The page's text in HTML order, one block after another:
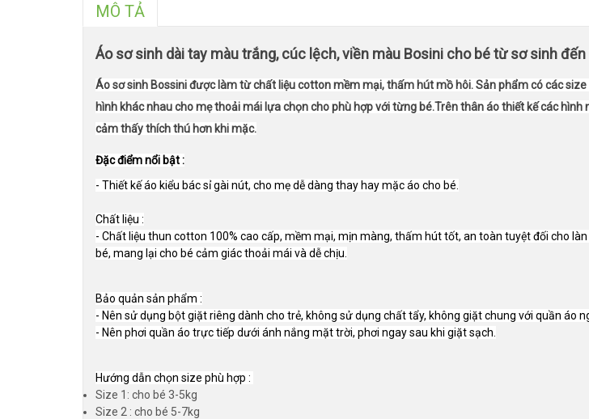
MÔ TẢ
Áo sơ sinh dài tay màu trắng, cúc lệch, viền màu Bosini cho bé từ sơ sinh
Áo sơ sinh Bossiniđược làm từ chất liệu cotton mềm mại, thấm hút mồ hôi. Sản phẩm có các size
hình khác nhau cho mẹ thoải mái lựa chọn cho phù hợp với từng bé.Trên thân áo thiết kế các hình
cảm thấy thích thú hơn khi mặc.
Đặc điểm nổi bật :
- Thiết kế áo kiểu bác sỉ gài nút, cho mẹ dễ dàng thay hay mặc áo cho bé.
Chất liệu :
- Chất liệu thun cotton 100% cao cấp, mềm mại, mịn màng, thấm hút tốt, an toàn tuyệt đối cho
bé, mang lại cho bé cảm giác thoải mái và dễ chịu.
Bảo quản sản phẩm :
- Nên sử dụng bột giặt riêng dành cho trẻ, không sử dụng chất tẩy, không giặt chung với quần áo
- Nên phơi quần áo trực tiếp dưới ánh nắng mặt trời, phơi ngay sau khi giặt sạch.
Hướng dẫn chọn size phù hợp :
Size 1: cho bé 3-5kg
Size 2 : cho bé 5-7kg